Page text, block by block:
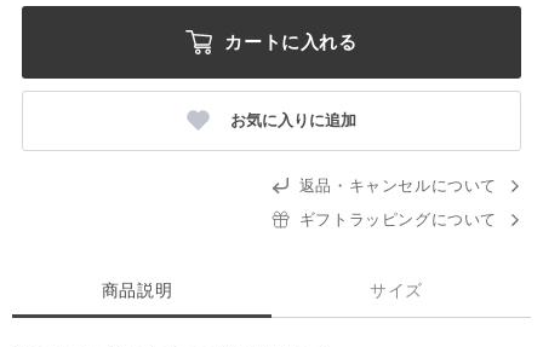
カートに入れる
お気に入りに追加
返品・キャンセルについて
ギフトラッピングについて
商品説明 サイズ